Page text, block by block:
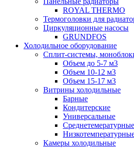
ROYAL THERMO
Термоголовки для
Циркуляционные насосы
GRUNDFOS
Холодильное оборудование
Сплит-системы,
Объем до 5-7 м3
Объем 10-12 м3
Объем 15-17 м3
Витрины холодильные
Барные
Кондитерские
Универсальные
Среднетемературные
Камеры холодильные